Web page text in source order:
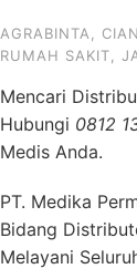
AGRABINTA
RUMAH SAKIT
Mencari
Hubungi 0812
Medis Anda.
PT. Medika
Bidang
Melayani